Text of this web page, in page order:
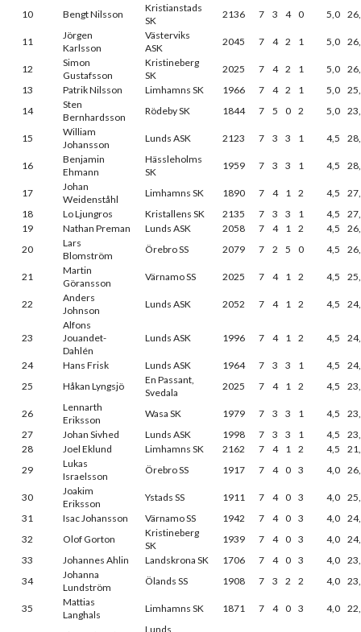
10 Bengt Nilsson
Kristianstads
SK
2136 7 3 4 0 5,0
11
Jörgen
Karlsson
Västerviks
ASK
2045 7 4 2 1 5,0
12
Simon
Gustafsson
Kristineberg
SK
2025 7 4 2 1 5,0
13
Patrik Nilsson Limhamns SK 1966 7 4 2 1 5,0
14
Sten
Bernhardsson
Rödeby SK 1844 7 5 0 2 5,0
15
William
Johansson
Lunds ASK 2123 7 3 3 1 4,5
16
Benjamin
Ehmann
Hässleholms
SK
1959 7 3 3 1 4,5
17
Johan
Weidenståhl
Limhamns SK 1890 7 4 1 2 4,5
18
Lo Ljungros Kristallens SK 2135 7 3 3 1 4,5
19
Nathan Preman Lunds ASK 2058 7 4 1 2 4,5
20
Lars
Blomström
Örebro SS 2079 7 2 5 0 4,5
21
Martin
Göransson
Värnamo SS 2025 7 4 1 2 4,5
22
Anders
Johnson
Lunds ASK 2052 7 4 1 2 4,5
23
Alfons
Jouandet-
Dahlén
Lunds ASK 1996 7 4 1 2 4,5
24 Hans Frisk Lunds ASK 1964 7 3 3 1 4,5
25
Håkan Lyngsjö
En Passant,
Svedala
2025 7 4 1 2 4,5
26
Lennarth
Eriksson
Wasa SK 1979 7 3 3 1 4,5
27
Johan Sivhed Lunds ASK 1998 7 3 3 1 4,5
28
Joel Eklund Limhamns SK 2162 7 4 1 2 4,5
29
Lukas
Israelsson
Örebro SS 1917 7 4 0 3 4,0
30
Joakim
Eriksson
Ystads SS 1911 7 4 0 3 4,0
31
Isac Johansson Värnamo SS 1942 7 4 0 3 4,0
32
Olof Gorton
Kristineberg
SK
1939 7 4 0 3 4,0
33
Johannes Ahlin Landskrona SK 1706 7 4 0 3 4,0
34
Johanna
Lundström
Ölands SS 1908 7 3 2 2 4,0
35
Mattias
Langhals
Limhamns SK 1871 7 4 0 3 4,0
Lunds